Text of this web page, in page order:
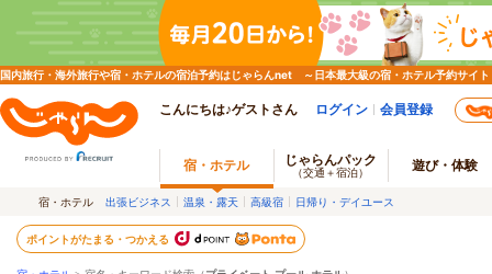
国内旅行・海外旅行や宿・ホテルの宿泊予約はじゃらんnet ～日本最大級の宿・ホテル予約サイト
こんにちは♪ゲストさん ログイン 会員登録
宿・ホテル じゃらんパック
（交通＋宿泊） 遊び・体験
宿・ホテル 出張ビジネス 温泉・露天 高級宿 日帰り・デイユース
ポイントがたまる・つかえる